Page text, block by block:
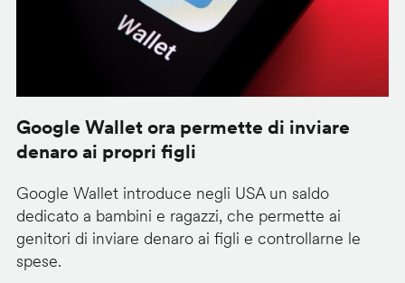
Google Wallet ora permette di inviare
denaro ai propri figli
Google Wallet introduce negli USA un saldo
dedicato a bambini e ragazzi, che permette ai
genitori di inviare denaro ai figli e controllarne le
spese.